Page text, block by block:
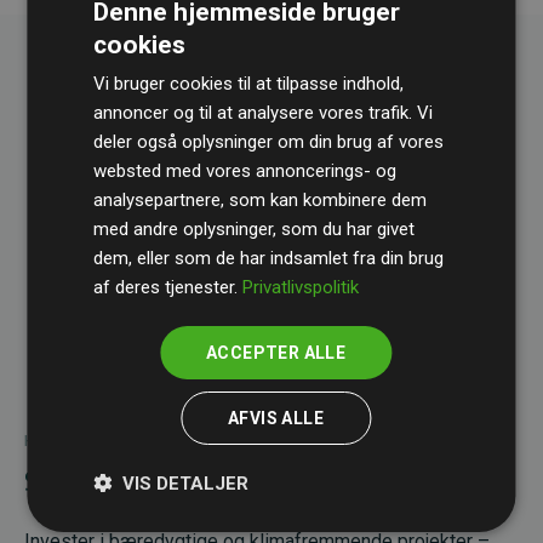
HVAD FÅR DU FOR PENGENE?
Styrk dit brand med ansvarlige valg
Denne hjemmeside bruger
cookies
Vi bruger cookies til at tilpasse indhold,
annoncer og til at analysere vores trafik. Vi
deler også oplysninger om din brug af vores
websted med vores annoncerings- og
analysepartnere, som kan kombinere dem
med andre oplysninger, som du har givet
dem, eller som de har indsamlet fra din brug
af deres tjenester.Privatlivspolitik
ACCEPTER ALLE
AFVIS ALLE
VIS DETALJER